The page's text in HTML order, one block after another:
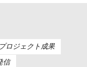
ロジェクト成果
信